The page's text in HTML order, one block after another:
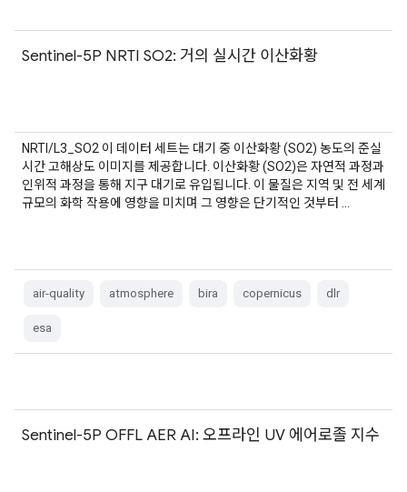
Sentinel-5P NRTI SO2: 거의 실시간 이산화황
NRTI/L3_SO2 이 데이터 세트는 대기 중 이산화황 (SO2) 농도의 준실
시간 고해상도 이미지를 제공합니다. 이산화황 (SO2)은 자연적 과정과
인위적 과정을 통해 지구 대기로 유입됩니다. 이 물질은 지역 및 전 세계
규모의 화학 작용에 영향을 미치며 그 영향은 단기적인 것부터 …
air-quality atmosphere bira copernicus dlr
esa
Sentinel-5P OFFL AER AI: 오프라인 UV 에어로졸 지수